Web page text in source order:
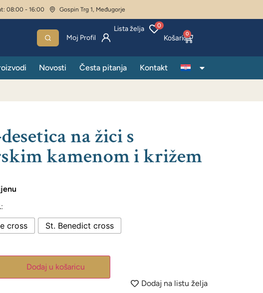
08:00 - 16:00 Gospin Trg 1, Međugorje
Lista želja 0
Moj Profil 0
Novosti Česta pitanja Kontakt
na žici s
kamenom i križem
:
cross St. Benedict cross
Dodaj u košaricu
Dodaj na listu želja